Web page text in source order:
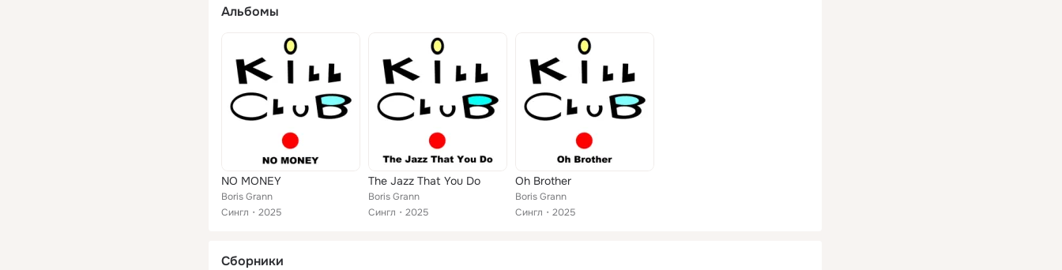
Альбомы
NO MONEY
Boris Grann
Сингл
2025
The Jazz That You Do
Boris Grann
Сингл
2025
Oh Brother
Boris Grann
Сингл
2025
Сборники